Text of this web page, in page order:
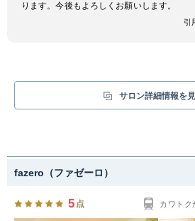
ります。今後もよろしくお願いします。
引
サロン詳細情報を
fazero（ファゼーロ）
5 点 カワトク